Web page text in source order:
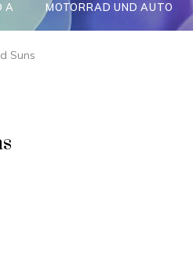
A MOTORRAD UND AUTO
Suns